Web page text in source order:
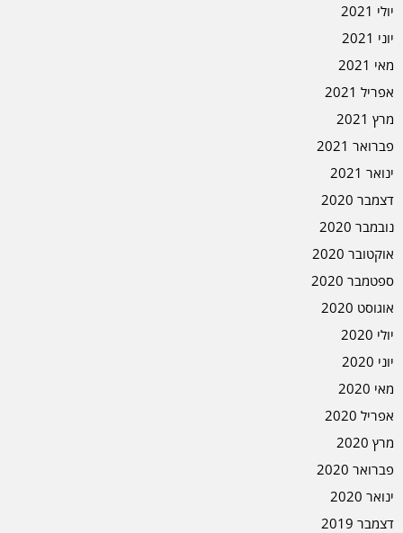
יולי 2021
יוני 2021
מאי 2021
אפריל 2021
מרץ 2021
פברואר 2021
ינואר 2021
דצמבר 2020
נובמבר 2020
אוקטובר 2020
ספטמבר 2020
אוגוסט 2020
יולי 2020
יוני 2020
מאי 2020
אפריל 2020
מרץ 2020
פברואר 2020
ינואר 2020
דצמבר 2019